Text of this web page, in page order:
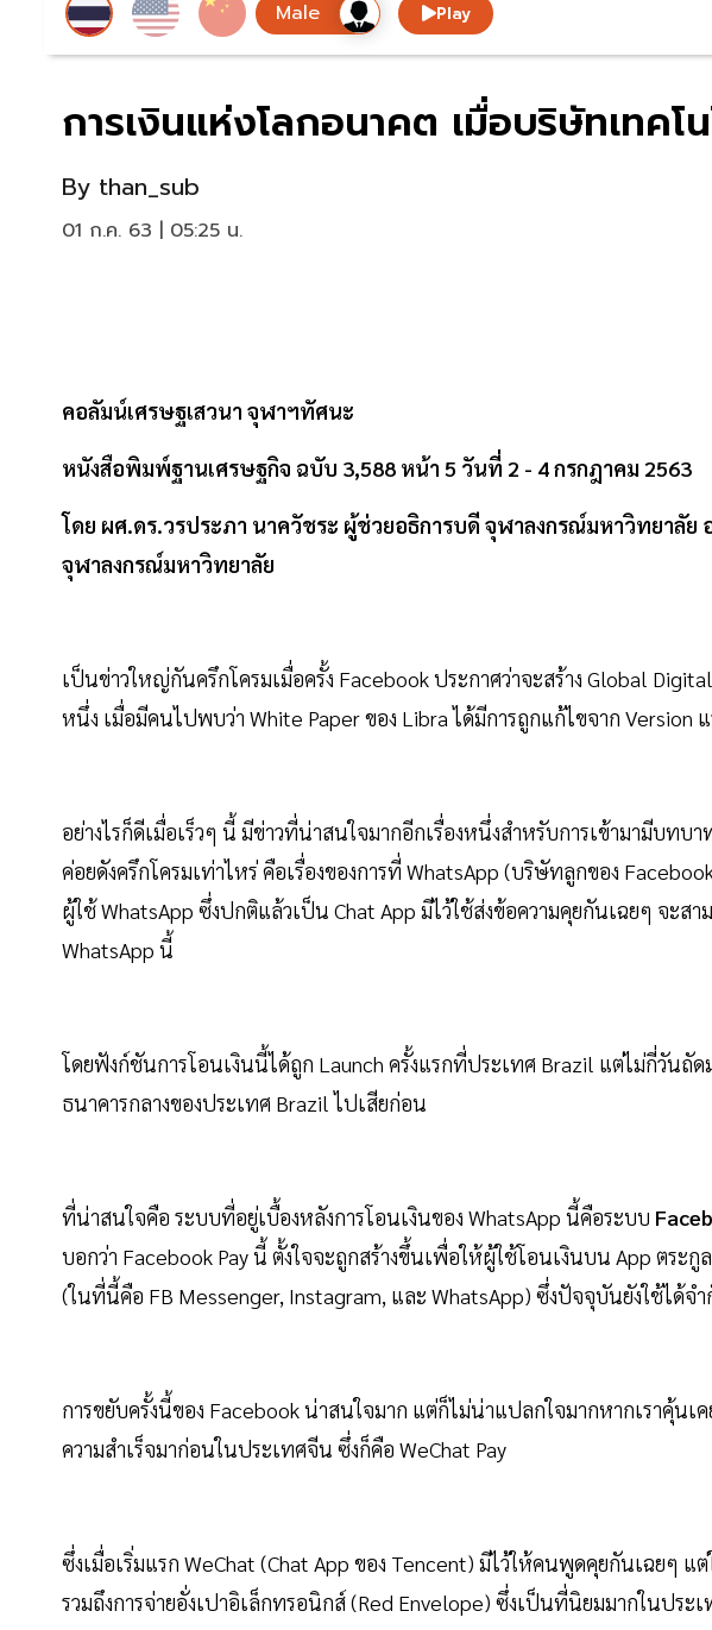
Play
การเงินแห่งโลกอนาคต เมื่อบริษัทเทค
By than_sub
01 ก.ค. 63 | 05:25 น.
คอลัมน์เศรษฐเสวนา จุฬาฯทัศนะ
หนังสือพิมพ์ฐานเศรษฐกิจ ฉบับ 3,588 หน้า 5 วันที่ 2 - 4 กรกฎาคม 2563
โดย ผศ.ดร.วรประภา นาควัชระ ผู้ช่วยอธิการบดี จุฬาลงกรณ์มหาวิทยาลัย
จุฬาลงกรณ์มหาวิทยาลัย
เป็นข่าวใหญ่กันครึกโครมเมื่อครั้ง Facebook ประกาศว่าจะสร้าง Global
หนึ่ง เมื่อมีคนไปพบว่า White Paper ของ Libra ได้มีการถูกแก้ไขจาก Version
อย่างไรก็ดีเมื่อเร็วๆ นี้ มีข่าวที่น่าสนใจมากอีกเรื่องหนึ่งสำหรับการเข้ามามีบทบ
ค่อยดังครึกโครมเท่าไหร่ คือเรื่องของการที่ WhatsApp (บริษัทลูกของ
ผู้ใช้ WhatsApp ซึ่งปกติแล้วเป็น Chat App มีไว้ใช้ส่งข้อความคุยกันเฉยๆ จะส
WhatsApp นี้
โดยฟังก์ชันการโอนเงินนี้ได้ถูก Launch ครั้งแรกที่ประเทศ Brazil แต่ไม่กี่วันถั
ธนาคารกลางของประเทศ Brazil ไปเสียก่อน
ที่น่าสนใจคือ ระบบที่อยู่เบื้องหลังการโอนเงินของ WhatsApp นี้คือระบบ
บอกว่า Facebook Pay นี้ ตั้งใจจะถูกสร้างขึ้นเพื่อให้ผู้ใช้โอนเงินบน App ตระ
(ในที่นี้คือ FB Messenger, Instagram, และ WhatsApp) ซึ่งปัจจุบันยังใช้ได้จ
การขยับครั้งนี้ของ Facebook น่าสนใจมาก แต่ก็ไม่น่าแปลกใจมากหากเราคุ้น
ความสำเร็จมาก่อนในประเทศจีน ซึ่งก็คือ WeChat Pay
ซึ่งเมื่อเริ่มแรก WeChat (Chat App ของ Tencent) มีไว้ให้คนพูดคุยกันเฉยๆ แ
รวมถึงการจ่ายอั่งเปาอิเล็กทรอนิกส์ (Red Envelope) ซึ่งเป็นที่นิยมมากในประ